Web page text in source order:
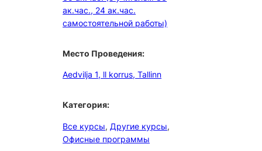
ак.час., 24 ак.час.
самостоятельной работы)
Место Проведения:
Aedvilja 1, ll korrus, Tallinn
Категория:
Все курсы, Другие курсы
Офисные программы